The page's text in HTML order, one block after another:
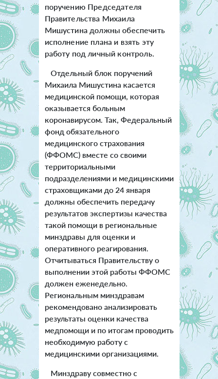
поручению Председателя
Правительства Михаила
Мишустина должны обеспечить
исполнение плана и взять эту
работу под личный контроль.
Отдельный блок поручений
Михаила Мишустина касается
медицинской помощи, которая
оказывается больным
коронавирусом. Так, Федеральный
фонд обязательного
медицинского страхования
(ФФОМС) вместе со своими
территориальными
подразделениями и медицинскими
страховщиками до 24 января
должны обеспечить передачу
результатов экспертизы качества
такой помощи в региональные
минздравы для оценки и
оперативного реагирования.
Отчитываться Правительству о
выполнении этой работы ФФОМС
должен еженедельно.
Региональным минздравам
рекомендовано анализировать
результаты оценки качества
медпомощи и по итогам проводить
необходимую работу с
медицинскими организациями.
Минздраву совместно с